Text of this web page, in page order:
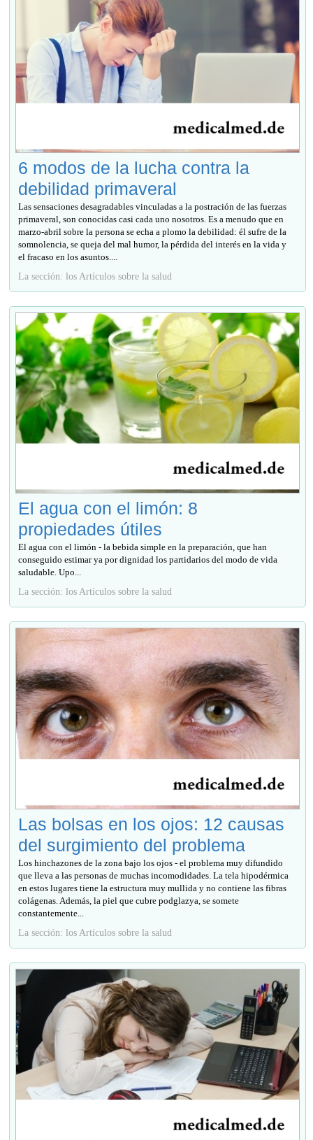
6 modos de la lucha contra la
debilidad primaveral
Las sensaciones desagradables vinculadas a la postración de las fuerzas
primaveral, son conocidas casi cada uno nosotros. Es a menudo que en
marzo-abril sobre la persona se echa a plomo la debilidad: él sufre de la
somnolencia, se queja del mal humor, la pérdida del interés en la vida y
el fracaso en los asuntos....
La sección: los Artículos sobre la salud
El agua con el limón: 8
propiedades útiles
El agua con el limón - la bebida simple en la preparación, que han
conseguido estimar ya por dignidad los partidarios del modo de vida
saludable. Upo...
La sección: los Artículos sobre la salud
Las bolsas en los ojos: 12 causas
del surgimiento del problema
Los hinchazones de la zona bajo los ojos - el problema muy difundido
que lleva a las personas de muchas incomodidades. La tela hipodérmica
en estos lugares tiene la estructura muy mullida y no contiene las fibras
colágenas. Además, la piel que cubre podglazya, se somete
constantemente...
La sección: los Artículos sobre la salud